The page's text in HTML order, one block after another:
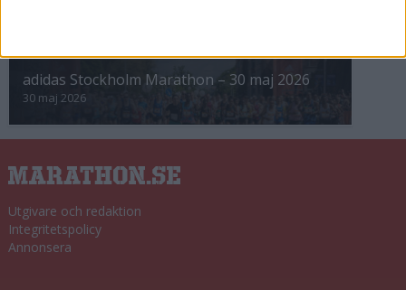
adidas Stockholm Marathon – 30 maj 2026
30 maj 2026
Utgivare och redaktion
Integritetspolicy
Annonsera